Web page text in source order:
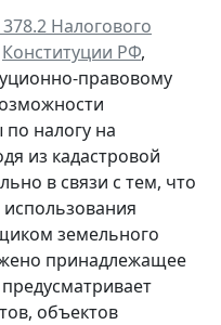
Налогового
Конституции РФ,
правовому
налогу на
из кадастровой
в связи с тем, что
земельного
принадлежащее
объектов